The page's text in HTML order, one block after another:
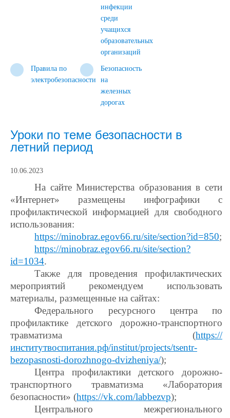
инфекции
среди
учащихся
образовательных
организаций
Правила по
электробезопасности
Безопасность
на
железных
дорогах
Уроки по теме безопасности в
летний период
10.06.2023
На сайте Министерства образования в сети
«Интернет» размещены инфографики с
профилактической информацией для свободного
использования:
https://minobraz.egov66.ru/site/section?id=850;
https://minobraz.egov66.ru/site/section?
id=1034.
Также для проведения профилактических
мероприятий рекомендуем использовать
материалы, размещенные на сайтах:
Федерального ресурсного центра по
профилактике детского дорожно-транспортного
травматизма (https://
институтвоспитания.рф/institut/projects/tsentr-
bezopasnosti-dorozhnogo-dvizheniya/);
Центра профилактики детского дорожно-
транспортного травматизма «Лаборатория
безопасности» (https://vk.com/labbezvp);
Центрального межрегионального